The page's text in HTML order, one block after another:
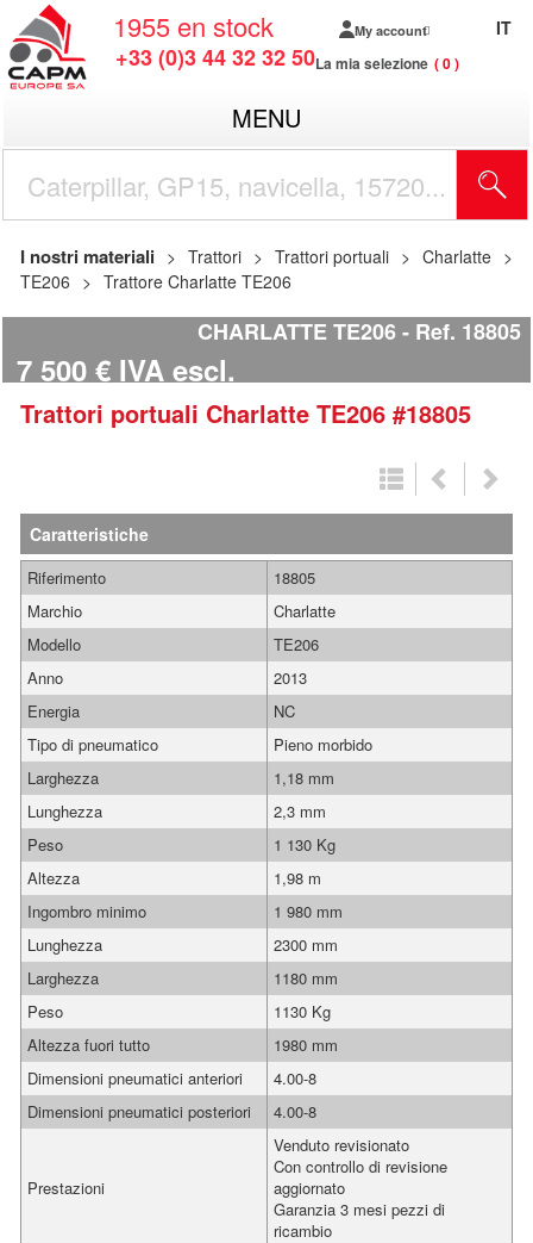
1955 en stock
+33 (0)3 44 32 32 50
My account
La mia selezione 0
IT
MENU
I nostri materiali Trattori Trattori portuali
Charlatte
TE206
Trattore Charlatte TE206
CHARLATTE TE206 Ref. 18805
7 500 € IVA escl.
Trattori portuali Charlatte TE206 #18805
Caratteristiche
Riferimento
18805
Marchio
Charlatte
Modello
TE206
Anno
2013
Energia
NC
Tipo di pneumatico
Pieno morbido
Larghezza
1,18 mm
Lunghezza
2,3 mm
Peso
1 130 Kg
Altezza
1,98 m
Ingombro minimo
1 980 mm
Lunghezza
2300 mm
Larghezza
1180 mm
Peso
1130 Kg
Altezza fuori tutto
1980 mm
Dimensioni pneumatici anteriori
4.00-8
Dimensioni pneumatici posteriori
4.00-8
Prestazioni
Venduto revisionato
Con controllo di revisione
aggiornato
Garanzia 3 mesi pezzi di
ricambio